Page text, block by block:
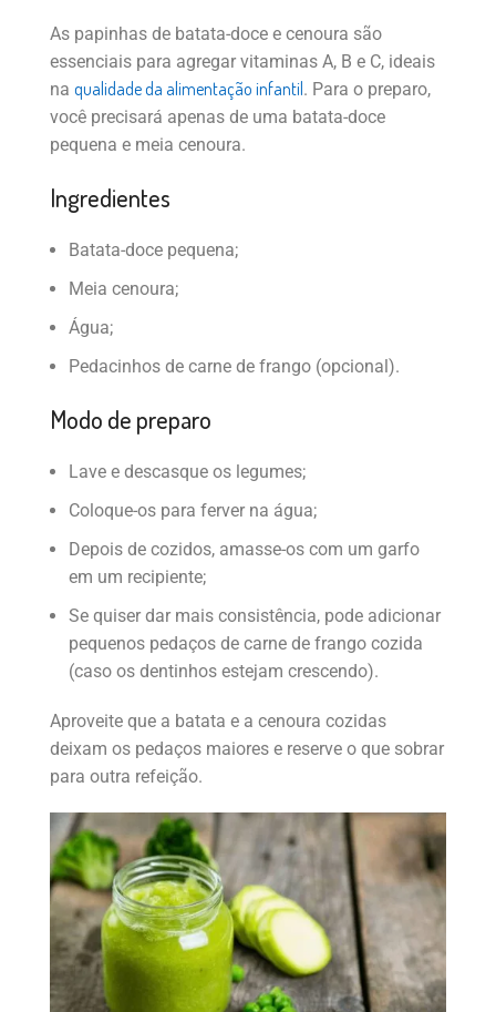
As papinhas de batata-doce e cenoura são
essenciais para agregar vitaminas A, B e C, ideais
na qualidade da alimentação infantil. Para o preparo,
você precisará apenas de uma batata-doce
pequena e meia cenoura.
Ingredientes
Batata-doce pequena;
Meia cenoura;
Água;
Pedacinhos de carne de frango (opcional).
Modo de preparo
Lave e descasque os legumes;
Coloque-os para ferver na água;
Depois de cozidos, amasse-os com um garfo
em um recipiente;
Se quiser dar mais consistência, pode adicionar
pequenos pedaços de carne de frango cozida
(caso os dentinhos estejam crescendo).
Aproveite que a batata e a cenoura cozidas
deixam os pedaços maiores e reserve o que sobrar
para outra refeição.